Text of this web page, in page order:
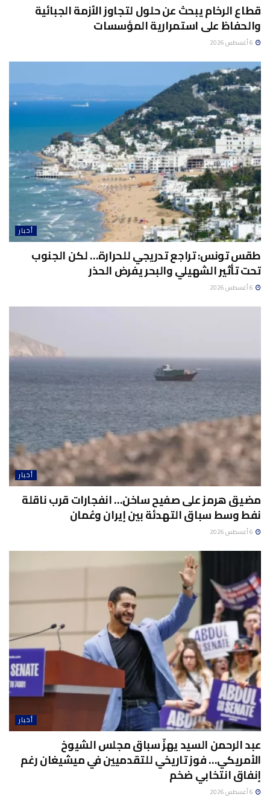
قطاع الرخام يبحث عن حلول لتجاوز الأزمة الجبائية
والحفاظ على استمرارية المؤسسات
أخبار
طقس تونس: تراجع تدريجي للحرارة… لكن الجنوب
تحت تأثير الشهيلي والبحر يفرض الحذر
أخبار
مضيق هرمز على صفيح ساخن… انفجارات قرب ناقلة
نفط وسط سباق التهدئة بين إيران وعُمان
أخبار
عبد الرحمن السيد يهزّ سباق مجلس الشيوخ
الأمريكي… فوز تاريخي للتقدميين في ميشيغان رغم
إنفاق انتخابي ضخم